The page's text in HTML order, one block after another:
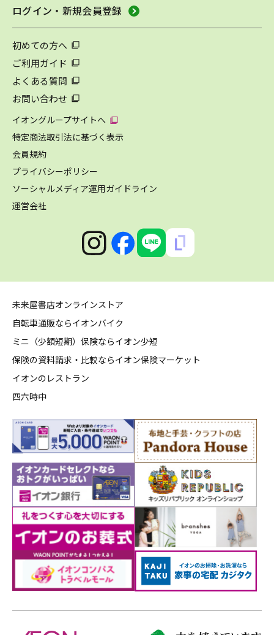
ログイン・新規会員登録
初めての方へ
ご利用ガイド
よくある質問
お問い合わせ
イオングループサイトへ
特定商法取引法に基づく表示
会員規約
プライバシーポリシー
ソーシャルメディア運用ガイドライン
運営会社
未来屋書店オンラインストア
自転車通販ならイオンバイク
ミニ（少額短期）保険ならイオン少短
保険の資料請求・比較ならイオン保険マーケット
イオンのレストラン
四六時中